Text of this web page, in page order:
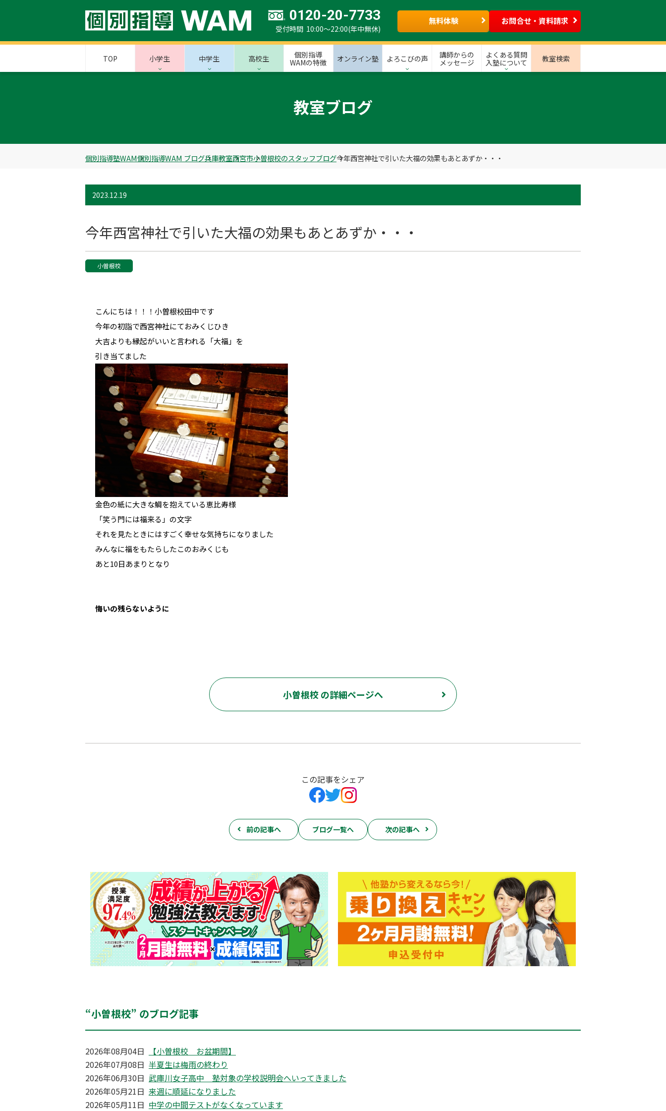
0120-20-7733
受付時間 10:00～22:00(年中無休)
無料体験 お問合せ・資料請求
TOP 小学生 中学生 高校生
個別指導
WAMの特徴
オンライン塾 よろこびの声
講師からの
メッセージ
よくある質問
入塾について
教室検索
教室ブログ
個別指導塾WAM個別指導WAM ブログ兵庫教室西宮市小曽根校のスタッフブログ今年西宮神社で引いた大福の効果もあとあずか・・・
2023.12.19
今年西宮神社で引いた大福の効果もあとあずか・・・
小曽根校
こんにちは！！！小曽根校田中です
今年の初詣で西宮神社にておみくじひき
大吉よりも縁起がいいと言われる「大福」を
引き当てました
金色の紙に大きな鯛を抱えている恵比寿様
「笑う門には福来る」の文字
それを見たときにはすごく幸せな気持ちになりました
みんなに福をもたらしたこのおみくじも
あと10日あまりとなり
悔いの残らないように
小曽根校 の詳細ページへ
この記事をシェア
前の記事へ ブログ一覧へ 次の記事へ
“小曽根校” のブログ記事
2026年08月04日
【小曽根校 お盆期間】
2026年07月08日 半夏生は梅雨の終わり
2026年06月30日 武庫川女子高中 塾対象の学校説明会へいってきました
2026年05月21日 来週に順延になりました
2026年05月11日 中学の中間テストがなくなっています